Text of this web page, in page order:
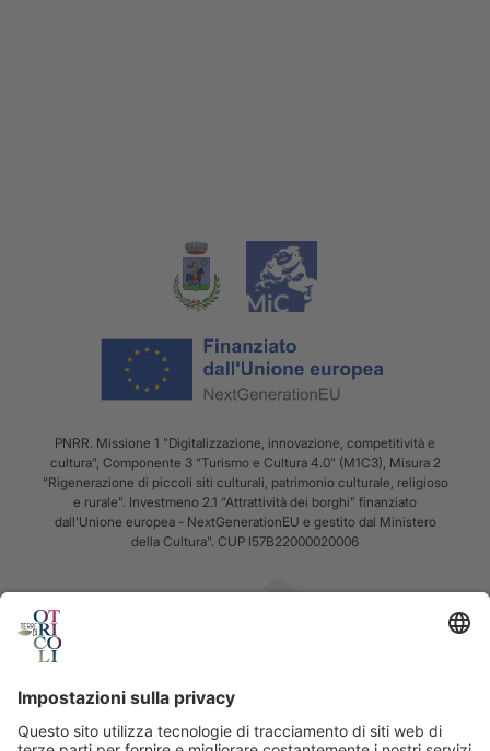
PNRR. Missione 1 "Digitalizzazione, innovazione, competitività e
cultura", Componente 3 “Turismo e Cultura 4.0" (M1C3), Misura 2
“Rigenerazione di piccoli siti culturali, patrimonio culturale, religioso
e rurale”. Investmeno 2.1 “Attrattività dei borghi” finanziato
dall'Unione europea - NextGenerationEU e gestito dal Ministero
della Cultura". CUP I57B22000020006